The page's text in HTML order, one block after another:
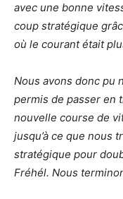
avec une bonne
coup stratégique
où le courant était
Nous avons donc pu
permis de passer en
nouvelle course de
jusqu’à ce que nous
stratégique pour
Fréhél. Nous